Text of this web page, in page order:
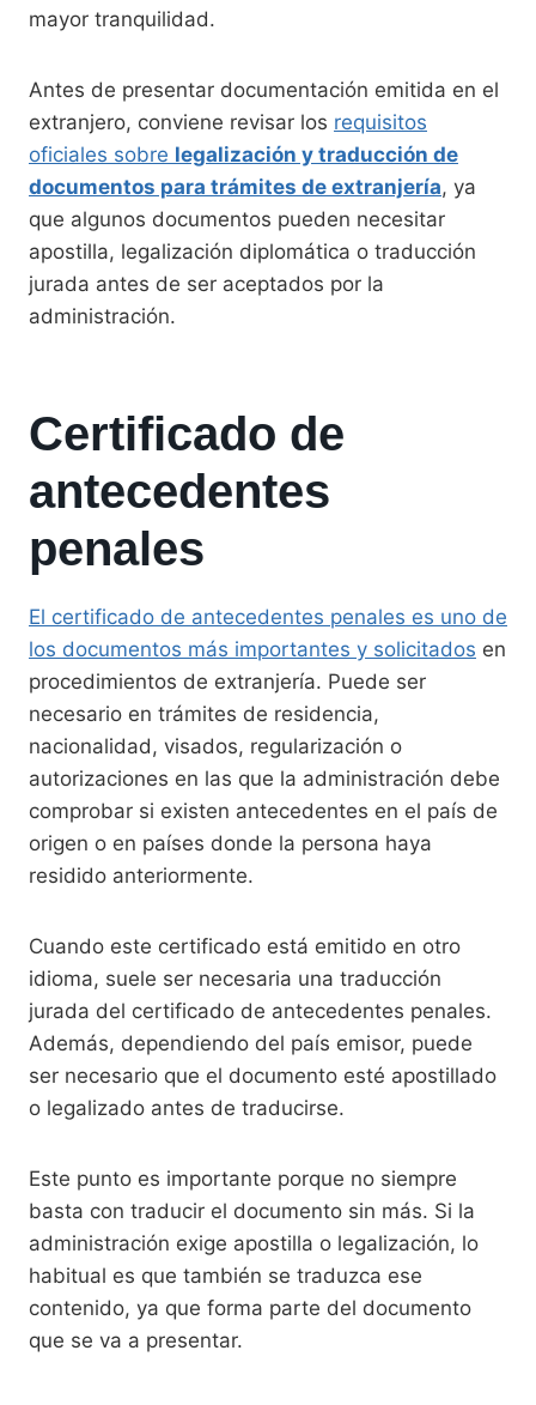
mayor tranquilidad.
Antes de presentar documentación emitida en el
extranjero, conviene revisar los requisitos
oficiales sobre legalización y traducción de
documentos para trámites de extranjería, ya
que algunos documentos pueden necesitar
apostilla, legalización diplomática o traducción
jurada antes de ser aceptados por la
administración.
Certificado de
antecedentes
penales
El certificado de antecedentes penales es uno de
los documentos más importantes y solicitados en
procedimientos de extranjería. Puede ser
necesario en trámites de residencia,
nacionalidad, visados, regularización o
autorizaciones en las que la administración debe
comprobar si existen antecedentes en el país de
origen o en países donde la persona haya
residido anteriormente.
Cuando este certificado está emitido en otro
idioma, suele ser necesaria una traducción
jurada del certificado de antecedentes penales.
Además, dependiendo del país emisor, puede
ser necesario que el documento esté apostillado
o legalizado antes de traducirse.
Este punto es importante porque no siempre
basta con traducir el documento sin más. Si la
administración exige apostilla o legalización, lo
habitual es que también se traduzca ese
contenido, ya que forma parte del documento
que se va a presentar.